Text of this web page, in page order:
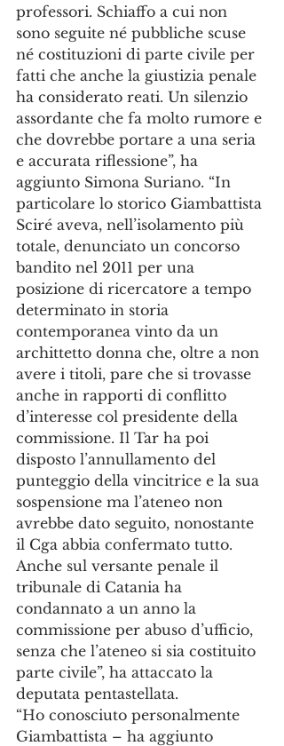
professori. Schiaffo a cui non
sono seguite né pubbliche scuse
né costituzioni di parte civile per
fatti che anche la giustizia penale
ha considerato reati. Un silenzio
assordante che fa molto rumore e
che dovrebbe portare a una seria
e accurata riflessione”, ha
aggiunto Simona Suriano. “In
particolare lo storico Giambattista
Sciré aveva, nell’isolamento più
totale, denunciato un concorso
bandito nel 2011 per una
posizione di ricercatore a tempo
determinato in storia
contemporanea vinto da un
archittetto donna che, oltre a non
avere i titoli, pare che si trovasse
anche in rapporti di conflitto
d’interesse col presidente della
commissione. Il Tar ha poi
disposto l’annullamento del
punteggio della vincitrice e la sua
sospensione ma l’ateneo non
avrebbe dato seguito, nonostante
il Cga abbia confermato tutto.
Anche sul versante penale il
tribunale di Catania ha
condannato a un anno la
commissione per abuso d’ufficio,
senza che l’ateneo si sia costituito
parte civile”, ha attaccato la
deputata pentastellata.
“Ho conosciuto personalmente
Giambattista – ha aggiunto